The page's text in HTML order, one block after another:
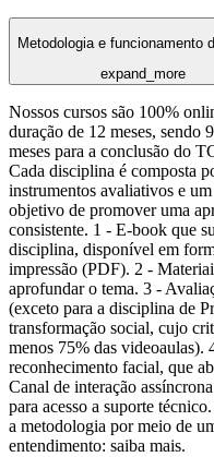
Metodologia e funcionamento
expand_more
Nossos cursos são 100%
duração de 12 meses, sendo
meses para a conclusão do
Cada disciplina é composta
instrumentos avaliativos e
objetivo de promover uma
consistente. 1 - E-book que
disciplina, disponível em
impressão (PDF). 2 -
aprofundar o tema. 3 -
(exceto para a disciplina de
transformação social, cujo
menos 75% das
reconhecimento facial, que
Canal de interação
para acesso a suporte
a metodologia por meio de
entendimento: saiba mais.